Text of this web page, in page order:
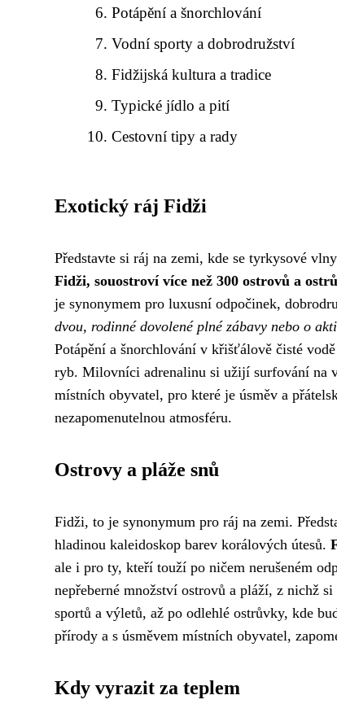
Potápění a šnorchlování
Vodní sporty a dobrodružství
Fidžijská kultura a tradice
Typické jídlo a pití
Cestovní tipy a rady
Exotický ráj Fidži
Představte si ráj na zemi, kde se tyrkysové
Fidži, souostroví více než 300 ostrovů a
je synonymem pro luxusní odpočinek,
dvou, rodinné dovolené plné zábavy nebo o
Potápění a šnorchlování v křišťálově čisté
ryb. Milovníci adrenalinu si užijí surfování na
místních obyvatel, pro které je úsměv a
nezapomenutelnou atmosféru.
Ostrovy a pláže snů
Fidži, to je synonymum pro ráj na zemi.
hladinou kaleidoskop barev korálových útesů.
ale i pro ty, kteří touží po ničem nerušeném
nepřeberné množství ostrovů a pláží, z nichž
sportů a výletů, až po odlehlé ostrůvky, kde
přírody a s úsměvem místních obyvatel,
Kdy vyrazit za teplem